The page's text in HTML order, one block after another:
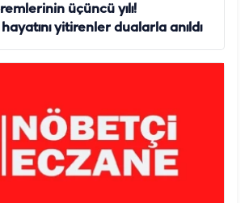
üçüncü yılı!
hayatını yitirenler dualarla anıldı